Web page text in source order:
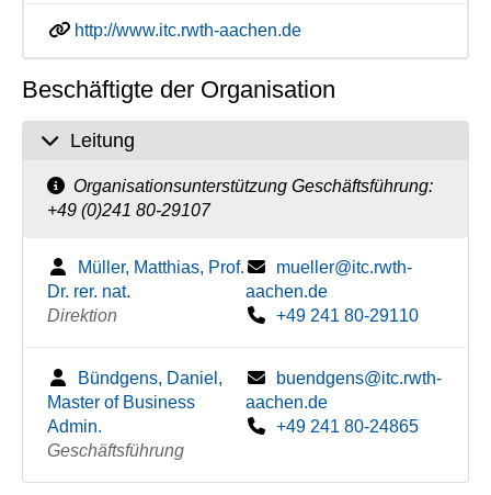
http://www.itc.rwth-aachen.de
Beschäftigte der Organisation
Leitung
Organisationsunterstützung Geschäftsführung:
+49 (0)241 80-29107
Müller, Matthias, Prof.
Dr. rer. nat.
Direktion
mueller@itc.rwth-
aachen.de
+49 241 80-29110
Bündgens, Daniel,
Master of Business
Admin.
Geschäftsführung
buendgens@itc.rwth-
aachen.de
+49 241 80-24865